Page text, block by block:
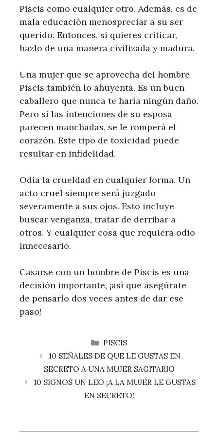
Piscis como cualquier otro. Además, es de
mala educación menospreciar a su ser
querido. Entonces, si quieres criticar,
hazlo de una manera civilizada y madura.
Una mujer que se aprovecha del hombre
Piscis también lo ahuyenta. Es un buen
caballero que nunca te haría ningún daño.
Pero si las intenciones de su esposa
parecen manchadas, se le romperá el
corazón. Este tipo de toxicidad puede
resultar en infidelidad.
Odia la crueldad en cualquier forma. Un
acto cruel siempre será juzgado
severamente a sus ojos. Esto incluye
buscar venganza, tratar de derribar a
otros. Y cualquier cosa que requiera odio
innecesario.
Casarse con un hombre de Piscis es una
decisión importante, ¡así que asegúrate
de pensarlo dos veces antes de dar ese
paso!
CATEGORÍAS
PISCIS
10 SEÑALES DE QUE LE GUSTAS EN
SECRETO A UNA MUJER SAGITARIO
10 SIGNOS UN LEO ¡A LA MUJER LE GUSTAS
EN SECRETO!